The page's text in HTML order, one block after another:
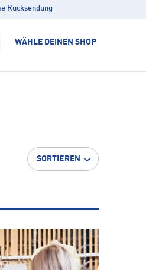
Rücksendung
WÄHLE DEINEN SHOP
SORTIEREN